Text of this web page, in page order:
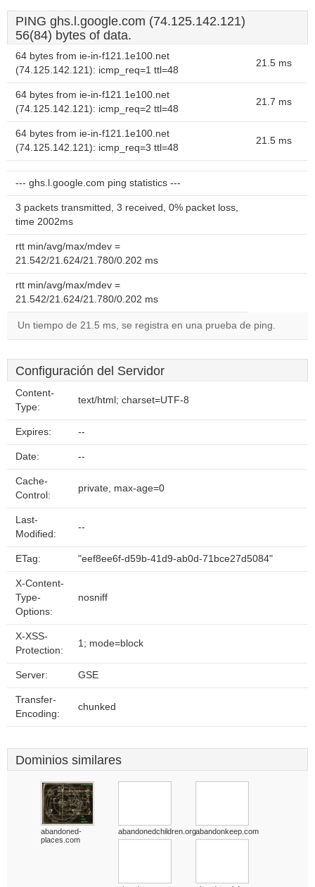
PING ghs.l.google.com (74.125.142.121)
56(84) bytes of data.
64 bytes from ie-in-f121.1e100.net
(74.125.142.121): icmp_req=1 ttl=48
21.5 ms
64 bytes from ie-in-f121.1e100.net
(74.125.142.121): icmp_req=2 ttl=48
21.7 ms
64 bytes from ie-in-f121.1e100.net
(74.125.142.121): icmp_req=3 ttl=48
21.5 ms
--- ghs.l.google.com ping statistics ---
3 packets transmitted, 3 received, 0% packet loss,
time 2002ms
rtt min/avg/max/mdev =
21.542/21.624/21.780/0.202 ms
rtt min/avg/max/mdev =
21.542/21.624/21.780/0.202 ms
Un tiempo de 21.5 ms, se registra en una prueba de ping.
Configuración del Servidor
Content-
Type:
text/html; charset=UTF-8
Expires: --
Date: --
Cache-
Control:
private, max-age=0
Last-
Modified:
--
ETag: "eef8ee6f-d59b-41d9-ab0d-71bce27d5084"
X-Content-
Type-
Options:
nosniff
X-XSS-
Protection:
1; mode=block
Server: GSE
Transfer-
Encoding:
chunked
Dominios similares
abandoned-
places.com
abandonedchildren.orgabandonkeep.com